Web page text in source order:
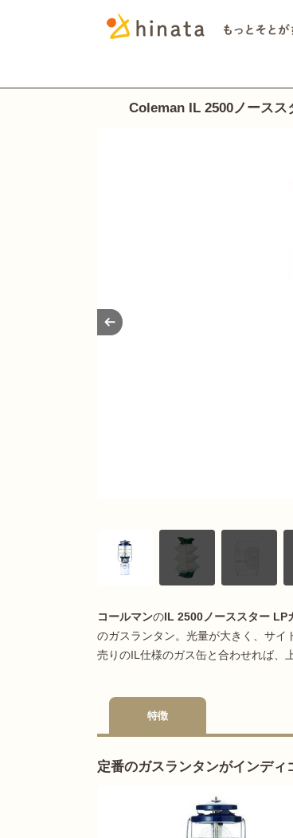
Coleman IL 2500ノースス
コールマンの IL 2500ノーススター
のガスランタン。光量が大きく、サイ
売りのIL仕様のガス缶と合わせれば、
特徴
定番のガスランタンがインディ